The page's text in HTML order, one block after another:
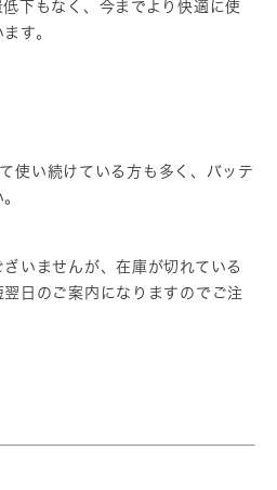
下もなく、今までより快適に使
す。
使い続けている方も多く、バッテ
いませんが、在庫が切れている
日のご案内になりますのでご注